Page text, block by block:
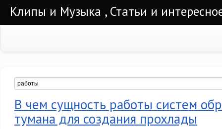
Клипы и Музыка , Статьи и
В чем сущность работы систем
тумана для создания прохлады